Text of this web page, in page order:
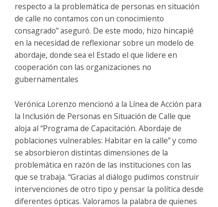
respecto a la problemática de personas en situación
de calle no contamos con un conocimiento
consagrado” aseguró. De este modo, hizo hincapié
en la necesidad de reflexionar sobre un modelo de
abordaje, donde sea el Estado el que lidere en
cooperación con las organizaciones no
gubernamentales
Verónica Lorenzo mencionó a la Línea de Acción para
la Inclusión de Personas en Situación de Calle que
aloja al “Programa de Capacitación. Abordaje de
poblaciones vulnerables: Habitar en la calle” y como
se absorbieron distintas dimensiones de la
problemática en razón de las instituciones con las
que se trabaja. “Gracias al diálogo pudimos construir
intervenciones de otro tipo y pensar la política desde
diferentes ópticas. Valoramos la palabra de quienes